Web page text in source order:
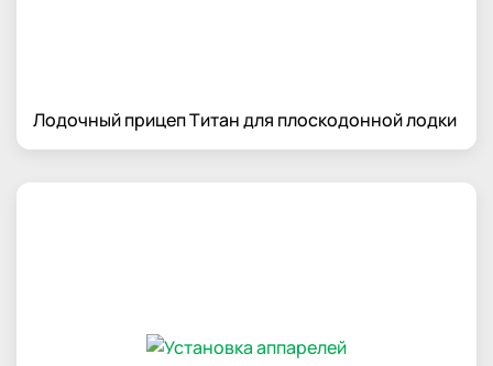
Лодочный прицеп Титан для плоскодонной лодки